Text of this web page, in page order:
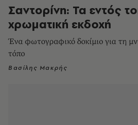
Σαντορίνη: Τα εντός
χρωματική εκδοχή
Ένα φωτογραφικό δοκίμιο για τη
τόπο
Βασίλης Μακρής